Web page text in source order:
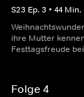
S23 Ep.3 • 44 Min.
ihre Mutter
Festtagsfreude
Folge 4